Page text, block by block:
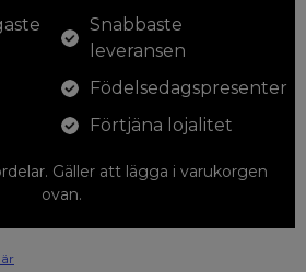
Snabbaste
leveransen
Födelsedagspresenter
Förtjäna lojalitet
Gäller att lägga i varukorgen
ovan.